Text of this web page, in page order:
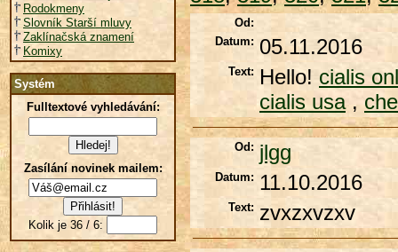
Rodokmeny
Slovník Starší mluvy
Zaklínačská znamení
Komixy
Systém
Fulltextové vyhledávání:
Zasílání novinek mailem:
Kolik je 36 / 6:
Od:
Datum: 05.11.2016
Text: Hello! cialis
cialis usa,
Od: jlgg
Datum: 11.10.2016
Text: zvxzxvzxv